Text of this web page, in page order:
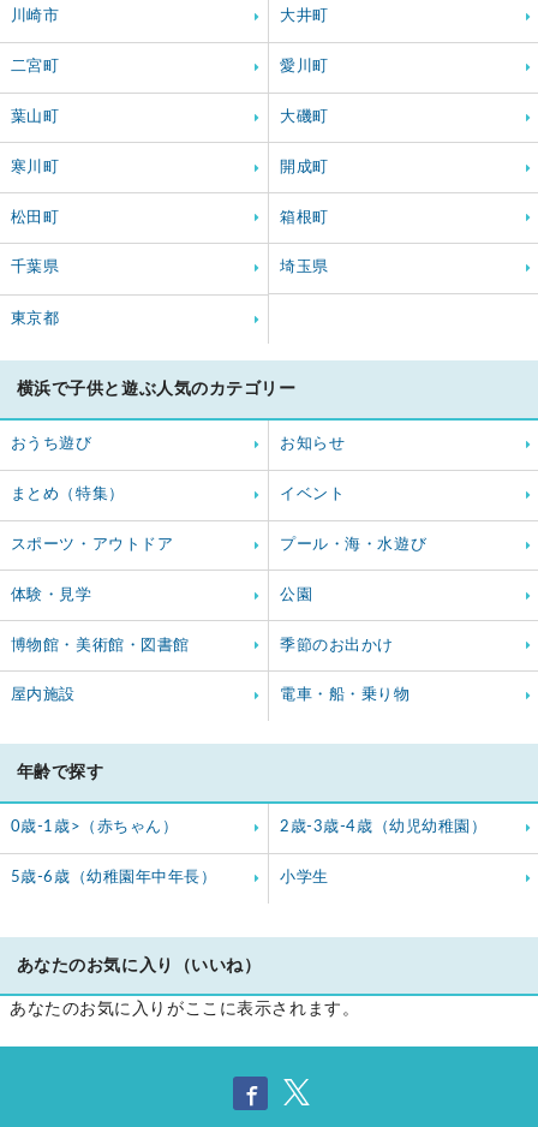
川崎市 大井町
二宮町 愛川町
葉山町 大磯町
寒川町 開成町
松田町 箱根町
千葉県 埼玉県
東京都
横浜で子供と遊ぶ人気のカテゴリー
おうち遊び お知らせ
まとめ（特集） イベント
スポーツ・アウトドア プール・海・水遊び
体験・見学 公園
博物館・美術館・図書館 季節のお出かけ
屋内施設 電車・船・乗り物
年齢で探す
0歳-1歳>（赤ちゃん） 2歳-3歳-4歳（幼児幼稚園）
5歳-6歳（幼稚園年中年長） 小学生
あなたのお気に入り（いいね）
あなたのお気に入りがここに表示されます。